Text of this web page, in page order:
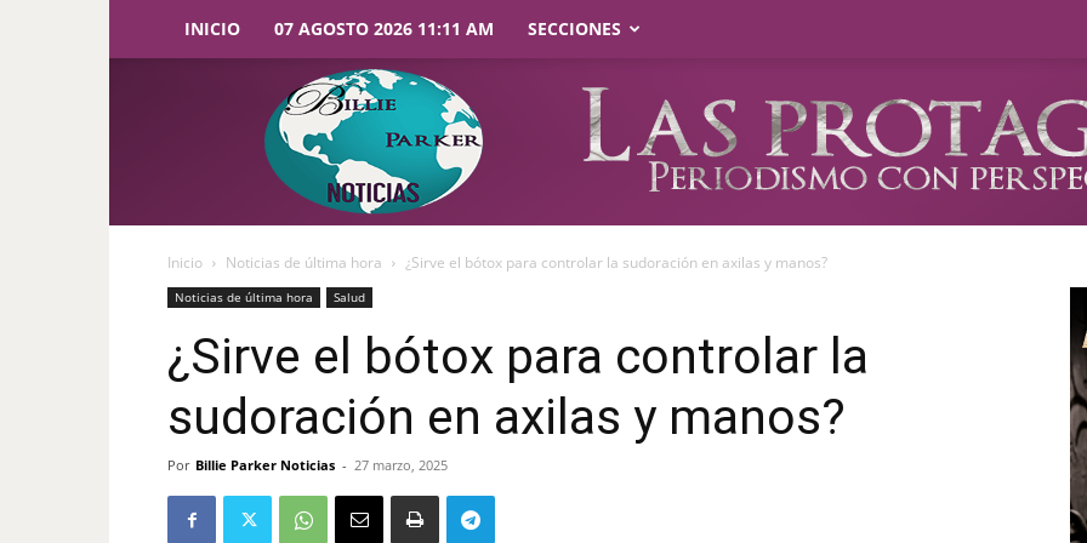
INICIO 07 AGOSTO 2026 11:11 AM SECCIONES
Parker
Noticias
Inicio Noticias de última hora ¿Sirve el bótox para controlar la sudoración en axilas y manos?
Noticias de última hora Salud
¿Sirve el bótox para controlar la
sudoración en axilas y manos?
Por Billie Parker Noticias - 27 marzo, 2025